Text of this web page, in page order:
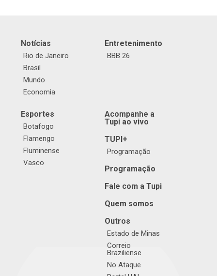
Notícias
Rio de Janeiro
Brasil
Mundo
Economia
Entretenimento
BBB 26
Esportes
Botafogo
Flamengo
Fluminense
Vasco
Acompanhe a
Tupi ao vivo
TUPI+
Programação
Programação
Fale com a Tupi
Quem somos
Outros
Estado de Minas
Correio
Braziliense
No Ataque